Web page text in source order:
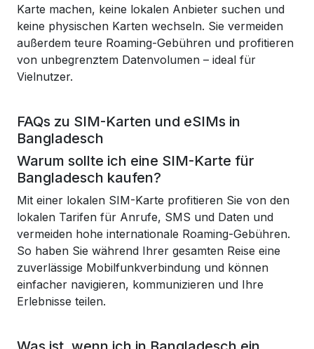
Karte machen, keine lokalen Anbieter suchen und
keine physischen Karten wechseln. Sie vermeiden
außerdem teure Roaming-Gebühren und profitieren
von unbegrenztem Datenvolumen – ideal für
Vielnutzer.
FAQs zu SIM-Karten und eSIMs in
Bangladesch
Warum sollte ich eine SIM-Karte für
Bangladesch kaufen?
Mit einer lokalen SIM-Karte profitieren Sie von den
lokalen Tarifen für Anrufe, SMS und Daten und
vermeiden hohe internationale Roaming-Gebühren.
So haben Sie während Ihrer gesamten Reise eine
zuverlässige Mobilfunkverbindung und können
einfacher navigieren, kommunizieren und Ihre
Erlebnisse teilen.